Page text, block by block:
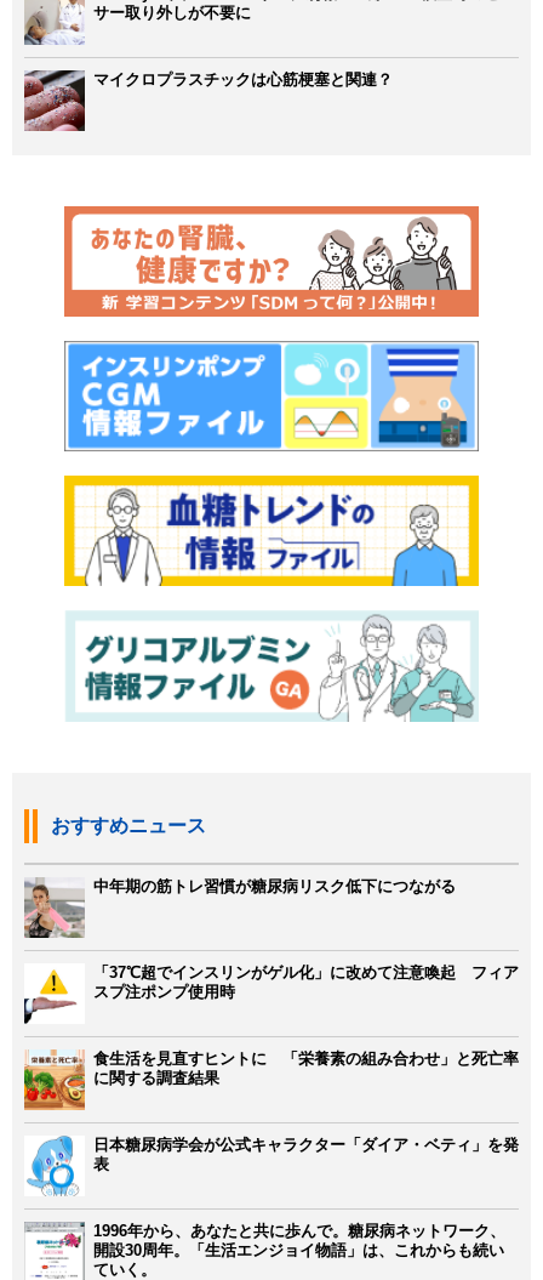
サー取り外しが不要に
マイクロプラスチックは心筋梗塞と関連？
おすすめニュース
中年期の筋トレ習慣が糖尿病リスク低下につながる
「37℃超でインスリンがゲル化」に改めて注意喚起 フィア
スプ注ポンプ使用時
食生活を見直すヒントに 「栄養素の組み合わせ」と死亡率
に関する調査結果
日本糖尿病学会が公式キャラクター「ダイア・ベティ」を発
表
1996年から、あなたと共に歩んで。糖尿病ネットワーク、
開設30周年。「生活エンジョイ物語」は、これからも続い
ていく。